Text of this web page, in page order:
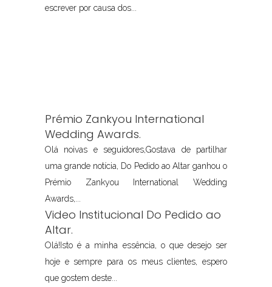
escrever por causa dos...
Prémio Zankyou International
Wedding Awards.
Olá noivas e seguidores,Gostava de partilhar
uma grande notícia, Do Pedido ao Altar ganhou o
Prémio Zankyou International Wedding
Awards,...
Video Institucional Do Pedido ao
Altar.
Olá!Isto é a minha essência, o que desejo ser
hoje e sempre para os meus clientes, espero
que gostem deste...